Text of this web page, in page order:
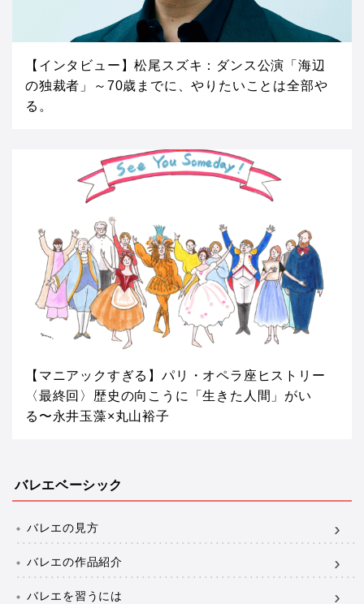
【インタビュー】松尾スズキ：ダンス公演「海辺
の独裁者」～70歳までに、やりたいことは全部や
る。
【マニアックすぎる】パリ・オペラ座ヒストリー
〈最終回〉歴史の向こうに「生きた人間」がい
る〜永井玉藻×丸山裕子
バレエベーシック
バレエの見方
バレエの作品紹介
バレエを習うには